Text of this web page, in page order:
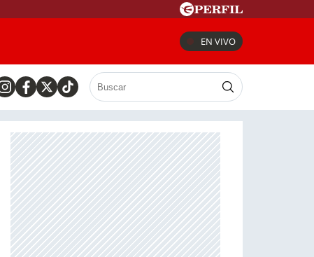
EN VIVO